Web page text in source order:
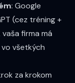
: Google
(cez tréning +
vaša firma má
všetkých
za krokom